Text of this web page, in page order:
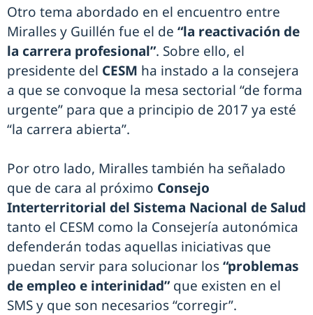
Otro tema abordado en el encuentro entre
Miralles y Guillén fue el de “la reactivación de
la carrera profesional”. Sobre ello, el
presidente del CESM ha instado a la consejera
a que se convoque la mesa sectorial “de forma
urgente” para que a principio de 2017 ya esté
“la carrera abierta”.
Por otro lado, Miralles también ha señalado
que de cara al próximo Consejo
Interterritorial del Sistema Nacional de Salud
tanto el CESM como la Consejería autonómica
defenderán todas aquellas iniciativas que
puedan servir para solucionar los“problemas
de empleo e interinidad” que existen en el
SMS y que son necesarios “corregir”.